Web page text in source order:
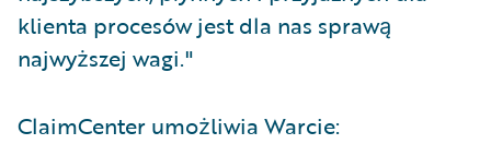
klienta procesów jest dla nas sprawą
najwyższej wagi."
ClaimCenter umożliwia Warcie: